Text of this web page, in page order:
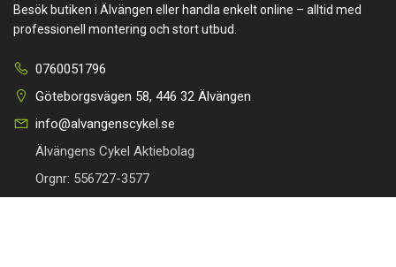
Besök butiken i Älvängen eller handla enkelt online – alltid med
professionell montering och stort utbud.
0760051796
Göteborgsvägen 58, 446 32 Älvängen
info@alvangenscykel.se
Älvängens Cykel Aktiebolag
Orgnr: 556727-3577